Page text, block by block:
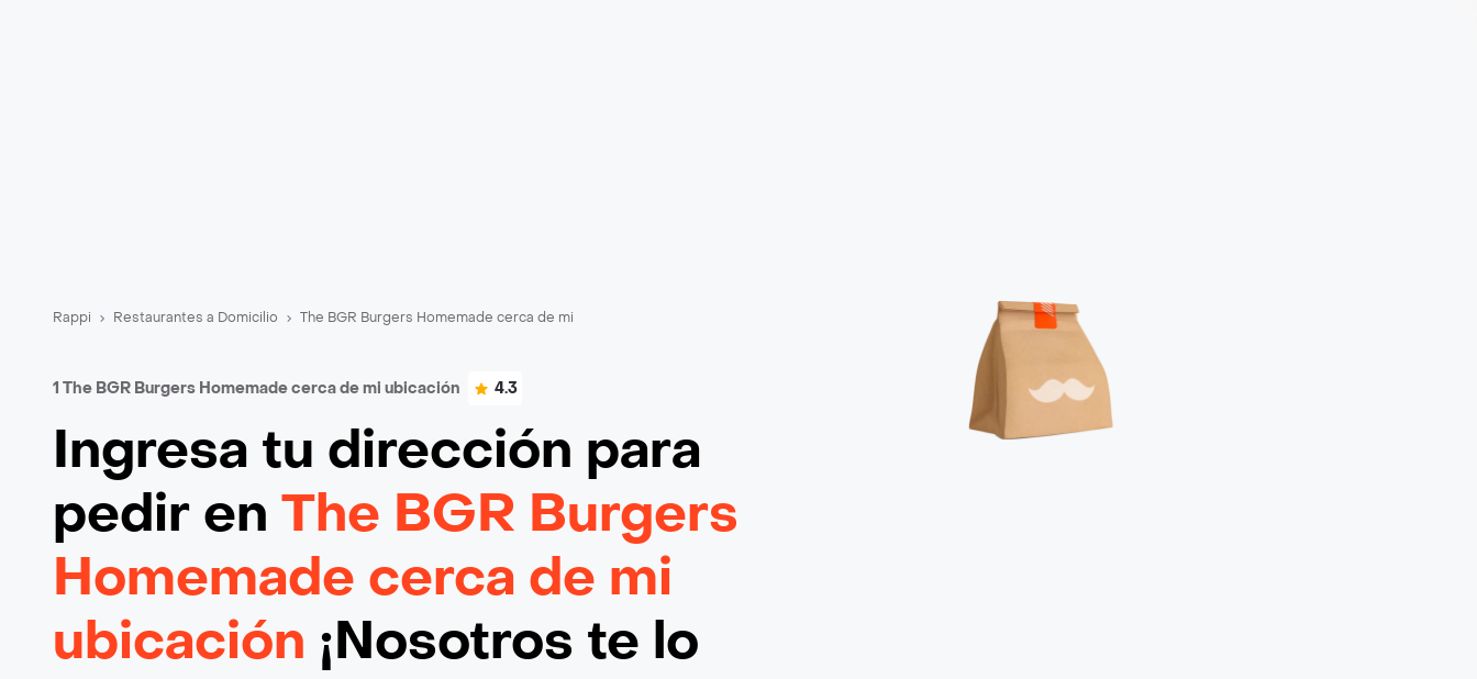
Rappi Restaurantes a Domicilio The BGR Burgers Homemade cerca de mi
1 The BGR Burgers Homemade cerca de mi ubicación 4.3
Ingresa tu dirección para
pedir en The BGR Burgers
Homemade cerca de mi
ubicación ¡Nosotros te lo